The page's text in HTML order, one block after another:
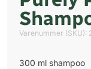
Varenummer (SKU):
300 ml shampoo